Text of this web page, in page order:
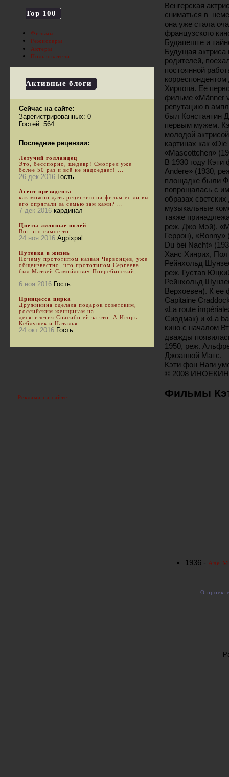
Венгерская
сниматься в
она уже стала
французского
Будапеште и
Будущая актриса
родителей,
постоянной
корреспондентом
Хирлопа. Ее
фильме «Männer
репутацию в
был Константин
первым мужем.
молодой
картинах как
«Mascottchen»
В 1930 году Кэти
Andere» (1930,
площадке были
попрощалась с
образах
музыкальные
также
реж. Джо Мэй),
Геррон),
Du bei Nacht»
Ханс Хинрих,
Рейнхольд
реж. Густав
Рейнхольд
Верхоевен). К ее
Capitaine
«La route
Сиодмак) и «La
кино с началом
дважды
1950, реж.
Джоанной Матс.
Кэти фон Наги
© 2008
Фильмы
1936 - Аве
Top 100
Фильмы
Режиссеры
Актеры
Пользователи
Активные блоги
Сейчас на сайте:
Зарегистрированных: 0
Гостей: 564
Последние рецензии:
Летучий голландец
Это, бесспорно, шедевр! Смотрел уже
более 50 раз и всё не надоедает! ...
26 дек 2016 Гость
Агент президента
как можно дать рецензию на фильм.ес ли вы
его спрятали за семью зам ками? ...
7 дек 2016 кардинал
Цветы лиловые полей
Вот это самое то. ...
24 ноя 2016 Agpixpal
Путевка в жизнь
Почему прототипом назван Червонцев, уже
общеизвестно, что прототипом Сергеева
был Матвей Самойлович Погребинский,...
6 ноя 2016 Гость
Принцесса цирка
Дружинина сделала подарок советским,
российским женщинам на
десятилетия.Спасибо ей за это. А Игорь
Кеблушек и Наталья... ...
24 окт 2016 Гость
Реклама на сайте
О